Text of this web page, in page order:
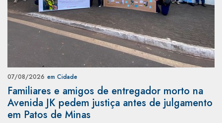
07/08/2026 em Cidade
Familiares e amigos de entregador morto na
Avenida JK pedem justiça antes de julgamento
em Patos de Minas